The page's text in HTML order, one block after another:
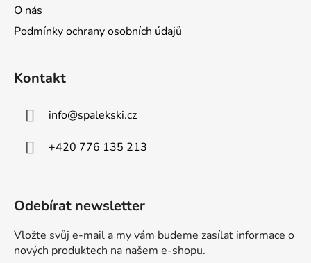
O nás
Podmínky ochrany osobních údajů
Kontakt
info@spalekski.cz
+420 776 135 213
Odebírat newsletter
Vložte svůj e-mail a my vám budeme zasílat informace o
nových produktech na našem e-shopu.